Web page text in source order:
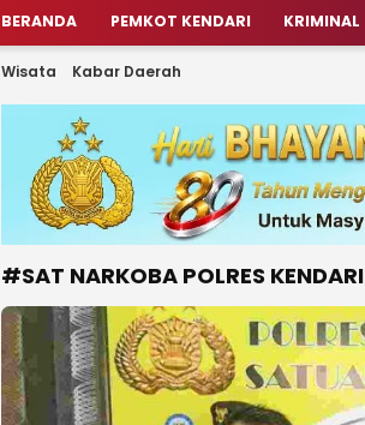
metrokendari
Berita Terkini Sulawesi Tenggara
BERANDA PEMKOT KENDARI KRIMINAL
Wisata Kabar Daerah
#SAT NARKOBA POLRES KENDARI